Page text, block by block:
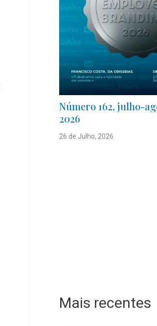
Número 162, julho-
2026
26 de Julho, 2026
Mais recentes